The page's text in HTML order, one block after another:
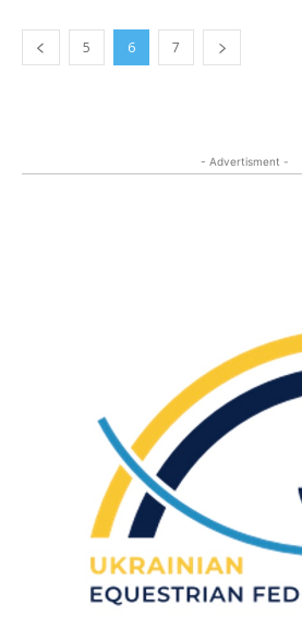
5 6 7
- Advertisment -